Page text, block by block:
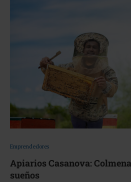
Emprendedores
Apiarios Casanova:
sueños